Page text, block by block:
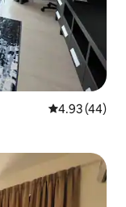
レビュー44
4.93 (44)